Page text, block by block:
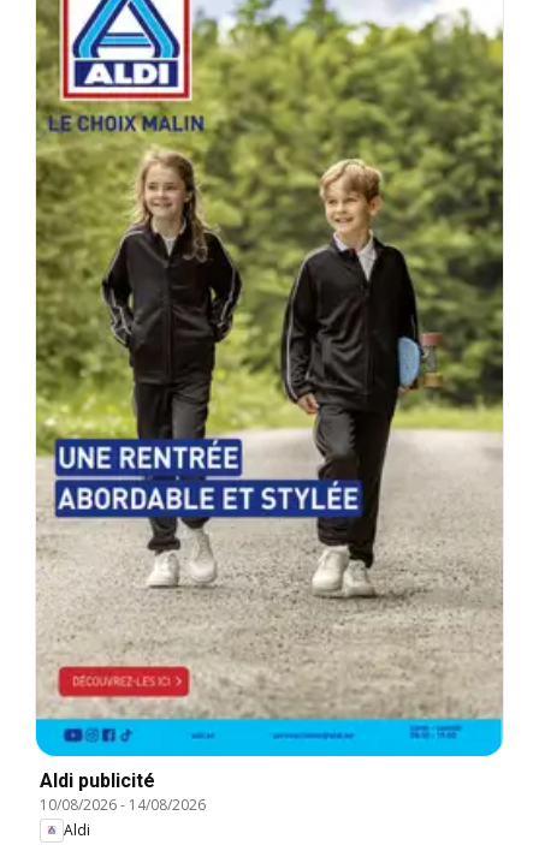
Aldi publicité
10/08/2026- 14/08/2026
Aldi